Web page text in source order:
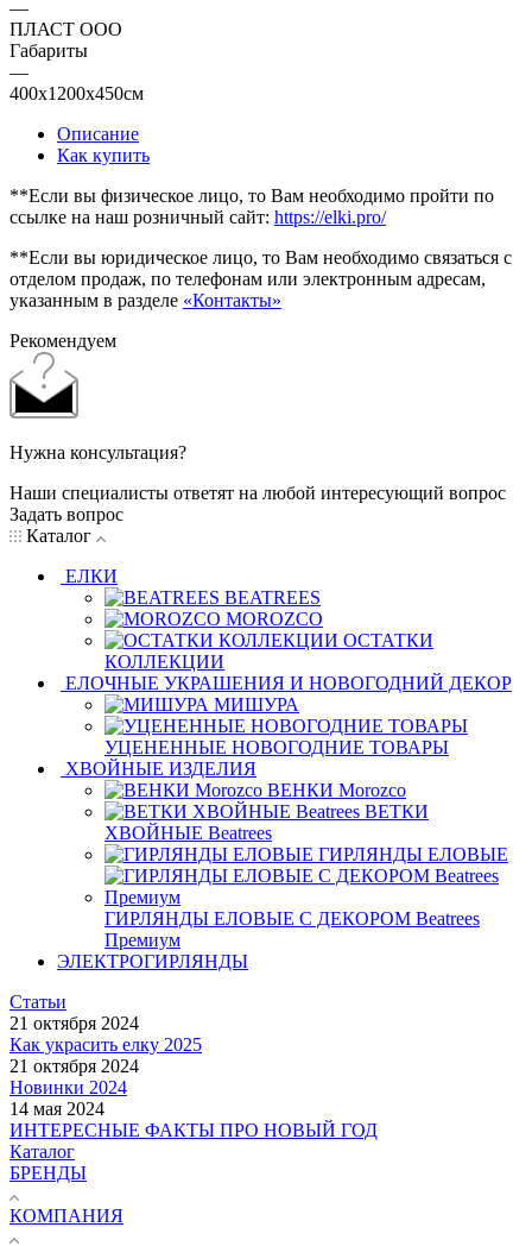
—
ПЛАСТ ООО
Габариты
—
400x1200x450см
Описание
Как купить
**Если вы физическое лицо, то Вам необходимо пройти по
ссылке на наш розничный сайт: https://elki.pro/
**Если вы юридическое лицо, то Вам необходимо связаться с
отделом продаж, по телефонам или электронным адресам,
указанным в разделе «Контакты»
Рекомендуем
Нужна консультация?
Наши специалисты ответят на любой интересующий вопрос
Задать вопрос
Каталог
ЕЛКИ
BEATREES
MOROZCO
ОСТАТКИ
КОЛЛЕКЦИИ
ЕЛОЧНЫЕ УКРАШЕНИЯ И НОВОГОДНИЙ ДЕКОР
МИШУРА
УЦЕНЕННЫЕ НОВОГОДНИЕ ТОВАРЫ
ХВОЙНЫЕ ИЗДЕЛИЯ
ВЕНКИ Morozco
ВЕТКИ
ХВОЙНЫЕ Beatrees
ГИРЛЯНДЫ ЕЛОВЫЕ
ГИРЛЯНДЫ ЕЛОВЫЕ С ДЕКОРОМ Beatrees
Премиум
ЭЛЕКТРОГИРЛЯНДЫ
Статьи
21 октября 2024
Как украсить елку 2025
21 октября 2024
Новинки 2024
14 мая 2024
ИНТЕРЕСНЫЕ ФАКТЫ ПРО НОВЫЙ ГОД
Каталог
БРЕНДЫ
КОМПАНИЯ